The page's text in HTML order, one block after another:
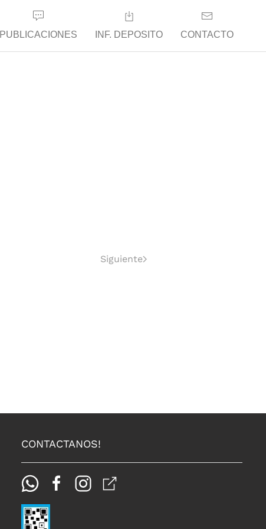
PUBLICACIONES INF. DEPOSITO CONTACTO
Siguiente
CONTACTANOS!